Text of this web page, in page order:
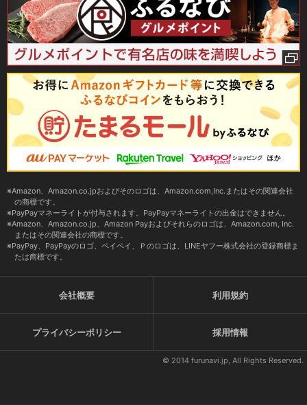
Amazon、Amazon.co.jpおよびそのロゴは、Amazon.com,Inc.またはその関連会社
の商標です。
PayPayマネーライトが付与されます。PayPayマネーライトの出金はできません。
Amazon、Amazon.co.jp、Amazon Payおよびそれらのロゴは、Amazon.com, Inc.
またはその関連会社の商標です。
PayPay、PayPayのロゴ、ペイペイ、Ｐのロゴは、LINEヤフー株式会社の登録商標ま
たは商標です。
会社概要 利用規約
プライバシーポリシー 採用情報
© 2014 furunavi.jp, All Rights Reserved.